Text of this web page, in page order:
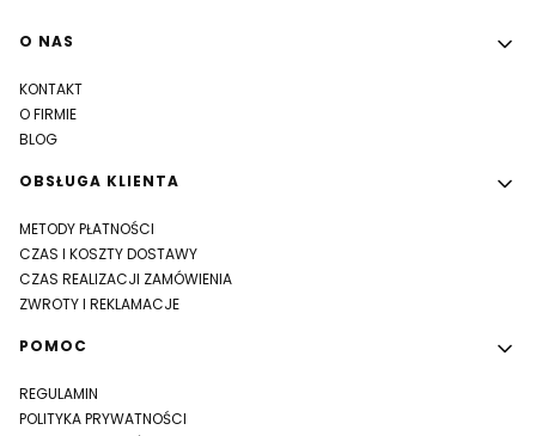
Linki w stopce
O NAS
KONTAKT
O FIRMIE
BLOG
OBSŁUGA KLIENTA
METODY PŁATNOŚCI
CZAS I KOSZTY DOSTAWY
CZAS REALIZACJI ZAMÓWIENIA
ZWROTY I REKLAMACJE
POMOC
REGULAMIN
POLITYKA PRYWATNOŚCI